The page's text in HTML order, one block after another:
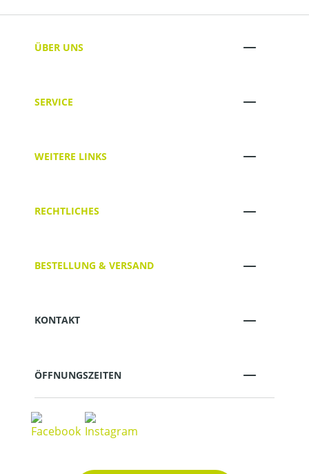
ÜBER UNS
SERVICE
WEITERE LINKS
RECHTLICHES
BESTELLUNG & VERSAND
KONTAKT
ÖFFNUNGSZEITEN